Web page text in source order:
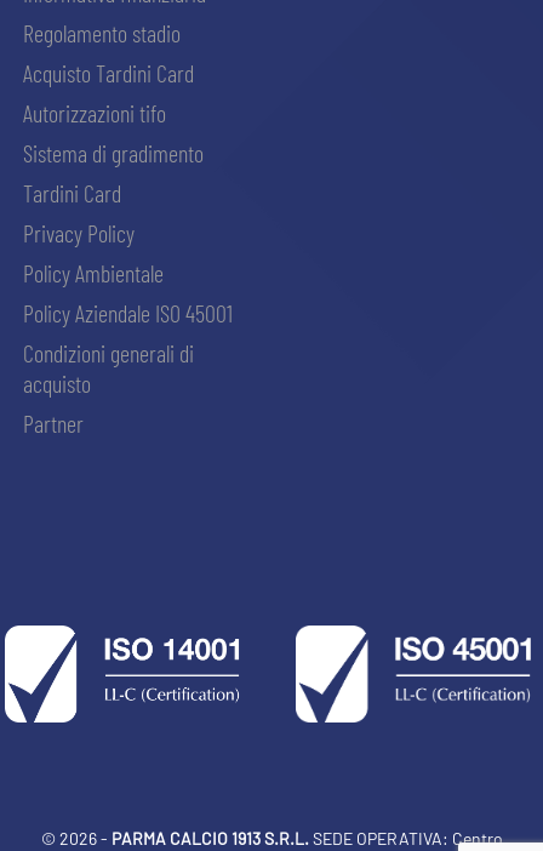
Regolamento stadio
Acquisto Tardini Card
Autorizzazioni tifo
Sistema di gradimento
Tardini Card
Privacy Policy
Policy Ambientale
Policy Aziendale ISO 45001
Condizioni generali di
acquisto
Partner
© 2026 - PARMA CALCIO 1913 S.R.L.SEDE OPERATIVA: Centro